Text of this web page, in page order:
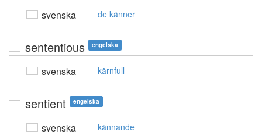
svenska de känner
sententious engelska
svenska kärnfull
sentient engelska
svenska kännande